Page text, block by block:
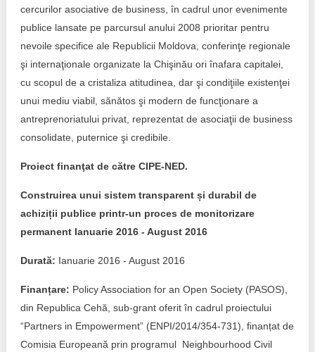
cercurilor asociative de business, în cadrul unor evenimente
publice lansate pe parcursul anului 2008 prioritar pentru
nevoile specifice ale Republicii Moldova, conferinţe regionale
şi internaţionale organizate la Chişinău ori înafara capitalei,
cu scopul de a cristaliza atitudinea, dar şi condiţiile existenţei
unui mediu viabil, sănătos şi modern de funcţionare a
antreprenoriatului privat, reprezentat de asociaţii de business
consolidate, puternice şi credibile.
Proiect finanţat de către CIPE-NED.
Construirea unui sistem transparent și durabil de
achiziții publice printr-un proces de monitorizare
permanent Ianuarie 2016 - August 2016
Durată: Ianuarie 2016 - August 2016
Finanțare: Policy Association for an Open Society (PASOS),
din Republica Cehă, sub-grant oferit în cadrul proiectului
“Partners in Empowerment” (ENPI/2014/354-731), finanțat de
Comisia Europeană prin programul Neighbourhood Civil